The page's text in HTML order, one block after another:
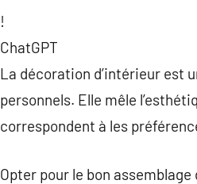
!
ChatGPT
La décoration d’intérieur est
personnels. Elle mêle
correspondent à les
Opter pour le bon